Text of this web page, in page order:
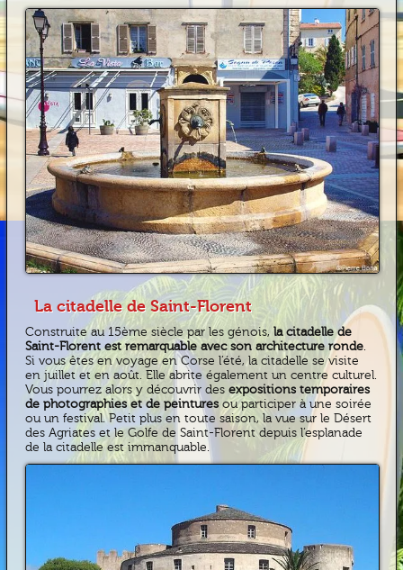
La citadelle de Saint-Florent
Construite au 15ème siècle par les génois, la citadelle de
Saint-Florent est remarquable avec son architecture ronde.
Si vous êtes en voyage en Corse l’été, la citadelle se visite
en juillet et en août. Elle abrite également un centre culturel.
Vous pourrez alors y découvrir desexpositions temporaires
de photographies et de peintures ou participer à une soirée
ou un festival. Petit plus en toute saison, la vue sur le Désert
des Agriates et le Golfe de Saint-Florent depuis l’esplanade
de la citadelle est immanquable.